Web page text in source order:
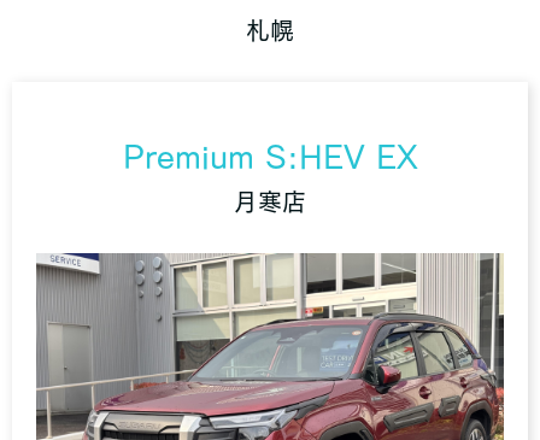
札幌
Premium S:HEV EX
月寒店